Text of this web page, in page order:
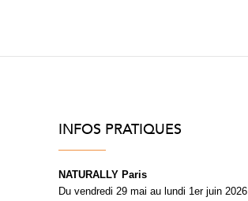
INFOS PRATIQUES
NATURALLY Paris
Du vendredi 29 mai au lundi 1er juin 2026